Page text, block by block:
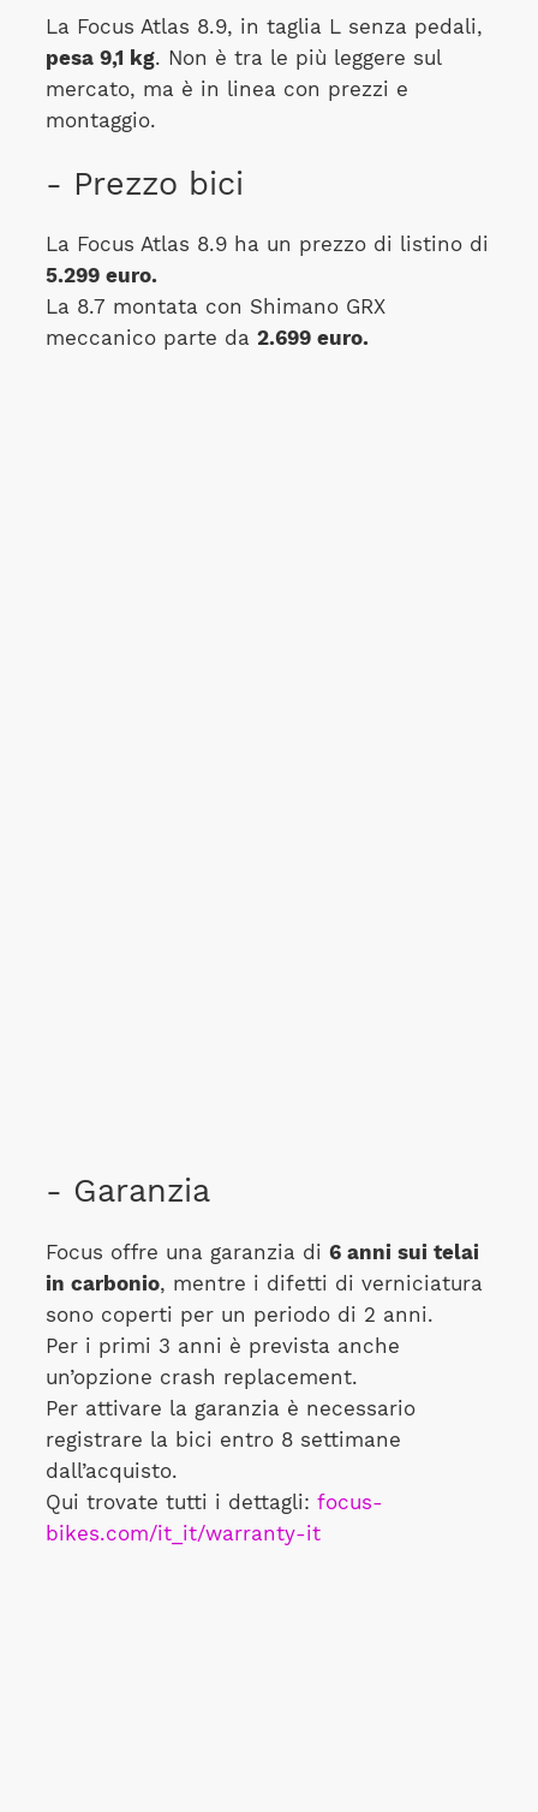
La Focus Atlas 8.9, in taglia L senza pedali,
pesa 9,1 kg. Non è tra le più leggere sul
mercato, ma è in linea con prezzi e
montaggio.
- Prezzo bici
La Focus Atlas 8.9 ha un prezzo di listino di
5.299 euro.
La 8.7 montata con Shimano GRX
meccanico parte da 2.699 euro.
- Garanzia
Focus offre una garanzia di 6 anni sui telai
in carbonio, mentre i difetti di verniciatura
sono coperti per un periodo di 2 anni.
Per i primi 3 anni è prevista anche
un’opzione crash replacement.
Per attivare la garanzia è necessario
registrare la bici entro 8 settimane
dall’acquisto.
Qui trovate tutti i dettagli: focus-
bikes.com/it_it/warranty-it